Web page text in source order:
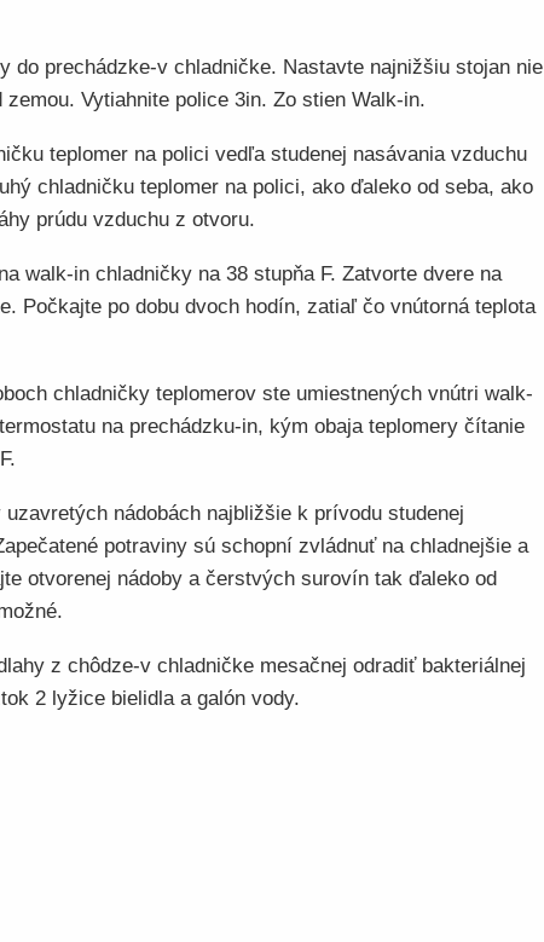
do prechádzke-v chladničke. Nastavte najnižšiu stojan nie
Vytiahnite police 3in. Zo stien Walk-in.
teplomer na polici vedľa studenej nasávania vzduchu
chladničku teplomer na polici, ako ďaleko od seba, ako
prúdu vzduchu z otvoru.
walk-in chladničky na 38 stupňa F. Zatvorte dvere na
Počkajte po dobu dvoch hodín, zatiaľ čo vnútorná teplota
chladničky teplomerov ste umiestnených vnútri walk-
na prechádzku-in, kým obaja teplomery čítanie
nádobách najbližšie k prívodu studenej
potraviny sú schopní zvládnuť na chladnejšie a
otvorenej nádoby a čerstvých surovín tak ďaleko od
z chôdze-v chladničke mesačnej odradiť bakteriálnej
2 lyžice bielidla a galón vody.